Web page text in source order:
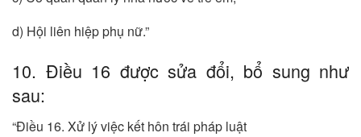
d) Hội liên hiệp phụ nữ.”
10. Điều 16 được sửa đổi, bổ sung như
sau:
“Điều 16. Xử lý việc kết hôn trái pháp luật